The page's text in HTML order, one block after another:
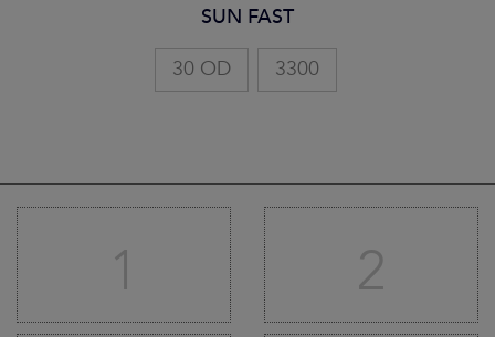
SUN FAST
30 OD 3300
1
2